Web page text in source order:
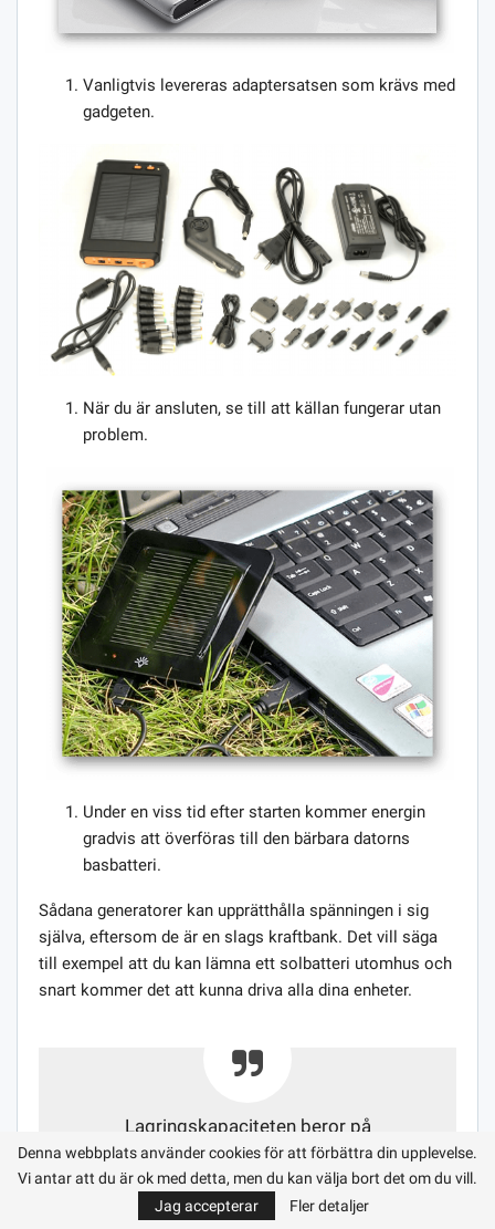
Vanligtvis levereras adaptersatsen som krävs med
gadgeten.
När du är ansluten, se till att källan fungerar utan
problem.
Under en viss tid efter starten kommer energin
gradvis att överföras till den bärbara datorns
basbatteri.
Sådana generatorer kan upprätthålla spänningen i sig
själva, eftersom de är en slags kraftbank. Det vill säga
till exempel att du kan lämna ett solbatteri utomhus och
snart kommer det att kunna driva alla dina enheter.
Lagringskapaciteten beror på
generatormodellen.
Denna webbplats använder cookies för att förbättra din upplevelse.
Vi antar att du är ok med detta, men du kan välja bort det om du vill.
Jag accepterar
Fler detaljer